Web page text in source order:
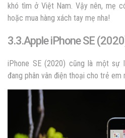
khó tìm ở Việt Nam. Vậy nên, mẹ
hoặc mua hàng xách tay mẹ nha!
3.3.Apple iPhone SE
iPhone SE (2020) cũng là một sự
đang phân vân điện thoại cho trẻ em